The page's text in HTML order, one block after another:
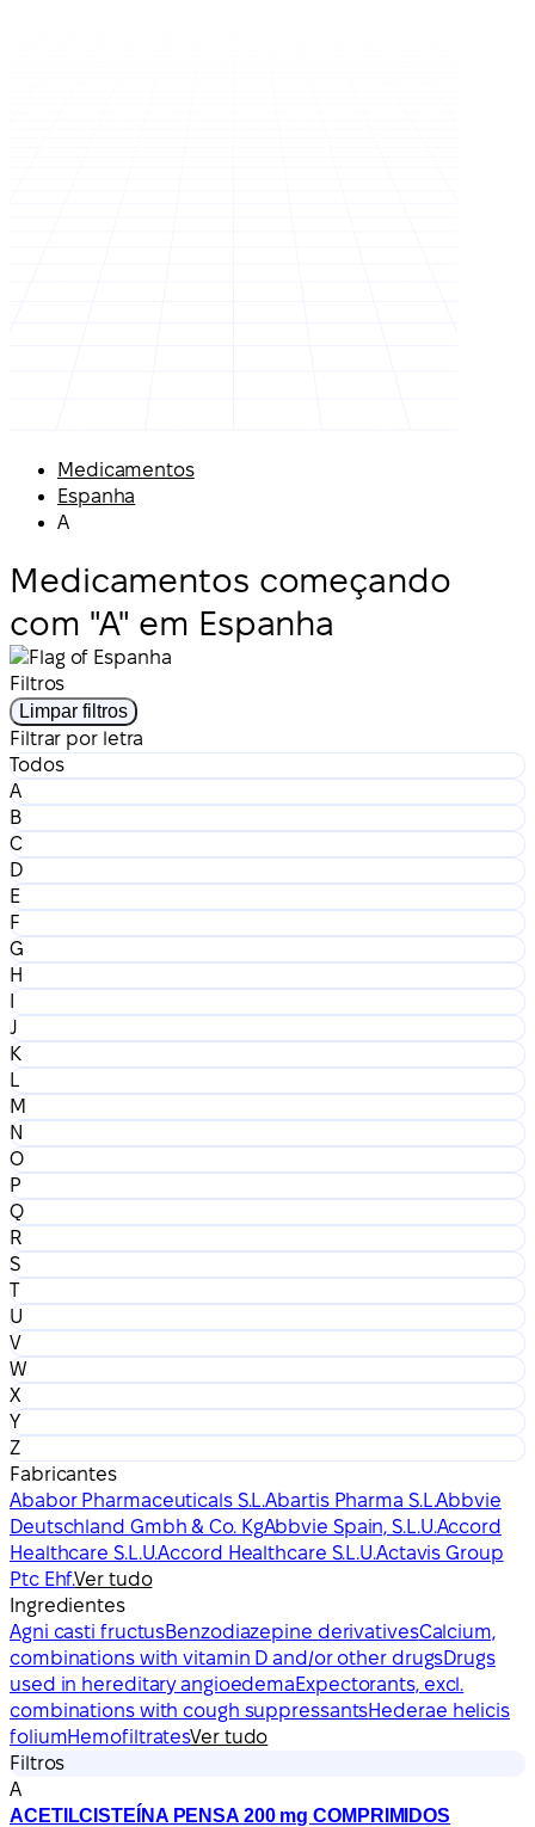
Medicamentos
Espanha
A
Medicamentos começando
com "A" em Espanha
Filtros
Limpar filtros
Filtrar por letra
Todos
A
B
C
D
E
F
G
H
I
J
K
L
M
N
O
P
Q
R
S
T
U
V
W
X
Y
Z
Fabricantes
Ababor Pharmaceuticals S.L.Abartis Pharma S.L.Abbvie
Deutschland Gmbh & Co. KgAbbvie Spain, S.L.U.Accord
Healthcare S.L.U.Accord Healthcare S.L.U.Actavis Group
Ptc Ehf.Ver tudo
Ingredientes
Agni casti fructusBenzodiazepine derivativesCalcium,
combinations with vitamin D and/or other drugsDrugs
used in hereditary angioedemaExpectorants, excl.
combinations with cough suppressantsHederae helicis
foliumHemofiltratesVer tudo
Filtros
A
ACETILCISTEÍNA PENSA 200 mg COMPRIMIDOS